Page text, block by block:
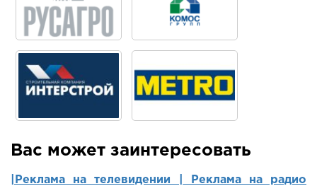
Вас может заинтересовать
|Реклама на телевидении |
Реклама на радио